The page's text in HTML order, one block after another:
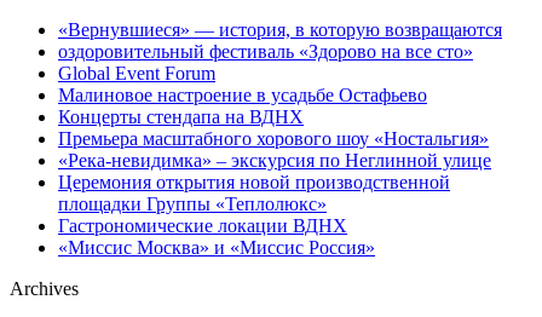
«Вернувшиеся» — история, в которую возвращаются
оздоровительный фестиваль «Здорово на все сто»
Global Event Forum
Малиновое настроение в усадьбе Остафьево
Концерты стендапа на ВДНХ
Премьера масштабного хорового шоу «Ностальгия»
«Река-невидимка» – экскурсия по Неглинной улице
Церемония открытия новой производственной
площадки Группы «Теплолюкс»
Гастрономические локации ВДНХ
«Миссис Москва» и «Миссис Россия»
Archives